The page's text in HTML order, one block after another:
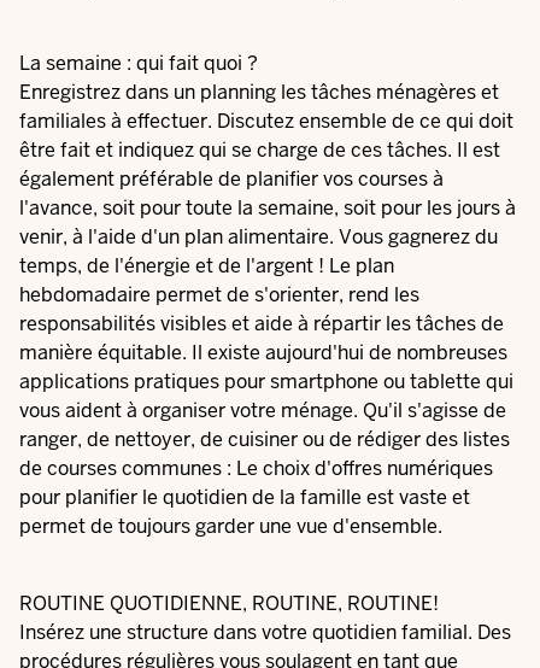
La semaine : qui fait quoi ?
Enregistrez dans un planning les tâches ménagères et
familiales à effectuer. Discutez ensemble de ce qui doit
être fait et indiquez qui se charge de ces tâches. Il est
également préférable de planifier vos courses à
l'avance, soit pour toute la semaine, soit pour les jours à
venir, à l'aide d'un plan alimentaire. Vous gagnerez du
temps, de l'énergie et de l'argent ! Le plan
hebdomadaire permet de s'orienter, rend les
responsabilités visibles et aide à répartir les tâches de
manière équitable. Il existe aujourd'hui de nombreuses
applications pratiques pour smartphone ou tablette qui
vous aident à organiser votre ménage. Qu'il s'agisse de
ranger, de nettoyer, de cuisiner ou de rédiger des listes
de courses communes : Le choix d'offres numériques
pour planifier le quotidien de la famille est vaste et
permet de toujours garder une vue d'ensemble.
ROUTINE QUOTIDIENNE, ROUTINE, ROUTINE!
Insérez une structure dans votre quotidien familial. Des
procédures régulières vous soulagent en tant que